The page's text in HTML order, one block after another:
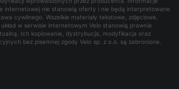
internetowej nie stanowią oferty i nie będą interpretowane
cywilnego. Wszelkie materiały tekstowe, zdjęciowe,
w serwisie internetowym Velo stanowią prawnie
Ich kopiowanie, dystrybucja, modyfikacja oraz
bez pisemnej zgody Velo sp. z o.o. są zabronione.